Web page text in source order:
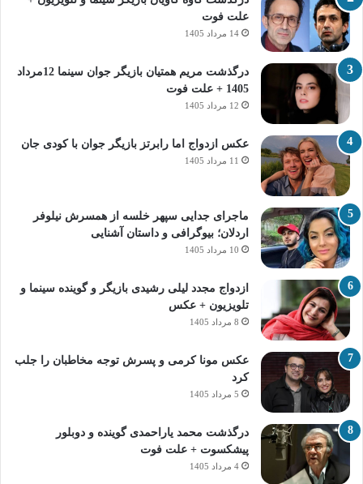
علت فوت
14 مرداد 1405
درگذشت مریم همتیان بازیگر جوان سینما 12مرداد
1405 + علت فوت
12 مرداد 1405
عکس ازدواج اما رابرتز بازیگر جوان با کودی جان
11 مرداد 1405
ماجرای جدایی سپهر خلسه از همسرش نیلوفر
اردلان؛ بیوگرافی و داستان آشنایی
10 مرداد 1405
ازدواج مجدد لیلی رشیدی بازیگر و گوینده سینما و
تلویزیون + عکس
8 مرداد 1405
عکس مونا کرمی و پسرش توجه مخاطبان را جلب
کرد
5 مرداد 1405
درگذشت محمد یاراحمدی گوینده و دوبلور
پیشکسوت + علت فوت
4 مرداد 1405